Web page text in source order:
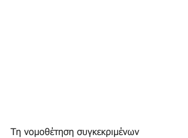
Τη νομοθέτηση συγκεκριμένων